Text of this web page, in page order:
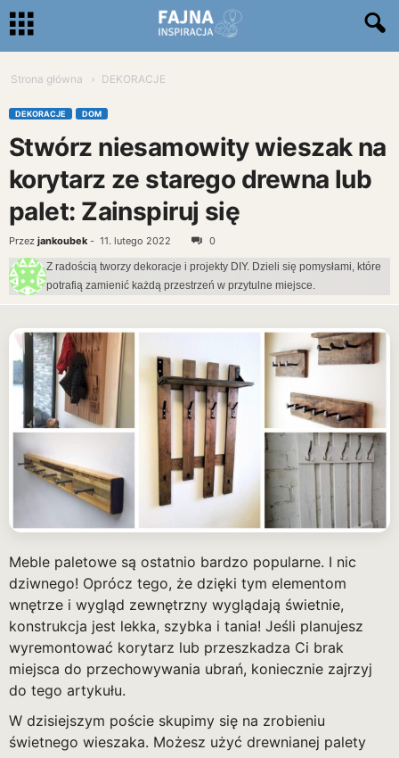
Strona główna DEKORACJE
DEKORACJE DOM
Stwórz niesamowity wieszak na
korytarz ze starego drewna lub
palet: Zainspiruj się
Przez jankoubek - 11. lutego 2022 0
Z radością tworzy dekoracje i projekty DIY. Dzieli się pomysłami, które
potrafią zamienić każdą przestrzeń w przytulne miejsce.
Meble paletowe są ostatnio bardzo popularne. I nic
dziwnego! Oprócz tego, że dzięki tym elementom
wnętrze i wygląd zewnętrzny wyglądają świetnie,
konstrukcja jest lekka, szybka i tania! Jeśli planujesz
wyremontować korytarz lub przeszkadza Ci brak
miejsca do przechowywania ubrań, koniecznie zajrzyj
do tego artykułu.
W dzisiejszym poście skupimy się na zrobieniu
świetnego wieszaka. Możesz użyć drewnianej palety